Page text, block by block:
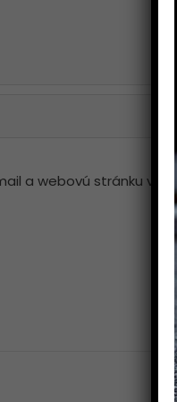
a webovú stránku v